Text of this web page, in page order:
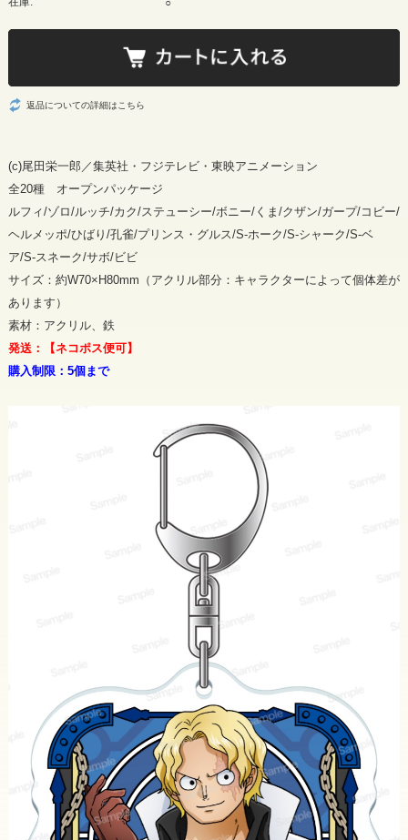
○
返品についての詳細はこちら
(c)尾田栄一郎／集英社・フジテレビ・東映アニメーション
全20種 オープンパッケージ
ルフィ/ゾロ/ルッチ/カク/ステューシー/ボニー/くま/クザン/ガープ/コビー/
ヘルメッポ/ひばり/孔雀/プリンス・グルス/S-ホーク/S-シャーク/S-ベ
ア/S-スネーク/サボ/ビビ
サイズ：約W70×H80mm（アクリル部分：キャラクターによって個体差が
あります）
素材：アクリル、鉄
発送：【ネコポス便可】
購入制限：5個まで